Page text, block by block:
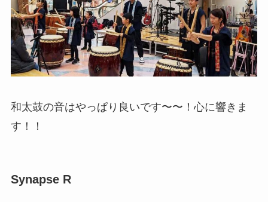
和太鼓の音はやっぱり良いです〜〜！心に響きま
す！！
Synapse R